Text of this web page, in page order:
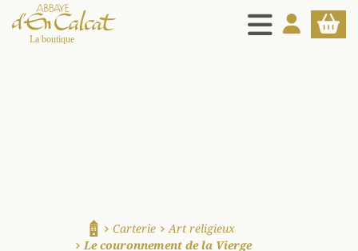
MENU
MON PANIER
Accueil
Carterie
Art religieux
Le couronnement de la Vierge